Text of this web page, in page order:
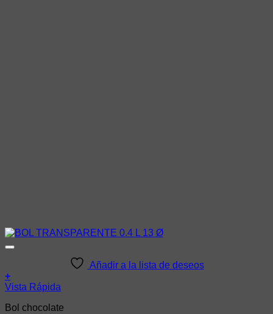
Añadir a la lista de deseos
+
Vista Rápida
Bol chocolate